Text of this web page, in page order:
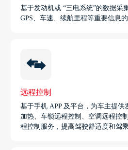
基于发动机或 “三电系统”的数据采
GPS、车速、续航里程等重要信息
远程控制
基于手机 APP 及平台，为车主提供
加热、车锁远程控制、空调远程控
程控制服务，提高驾驶舒适度和驾